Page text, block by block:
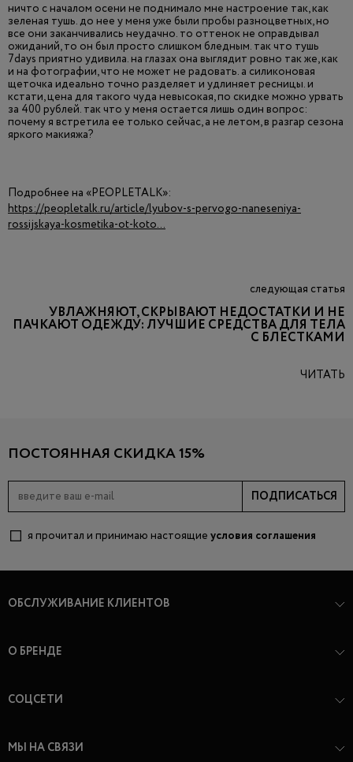
ничто с началом осени не поднимало мне настроение так, как
зеленая тушь. до нее у меня уже были пробы разноцветных, но
все они заканчивались неудачно. то оттенок не оправдывал
ожиданий, то он был просто слишком бледным. так что тушь
7days приятно удивила. на глазах она выглядит ровно так же, как
и на фотографии, что не может не радовать. а силиконовая
щеточка идеально точно разделяет и удлиняет ресницы. и
кстати, цена для такого чуда невысокая, по скидке можно урвать
за 400 рублей. так что у меня остается лишь один вопрос:
почему я встретила ее только сейчас, а не летом, в разгар сезона
яркого макияжа?
Подробнее на «PEOPLETALK»:
https://peopletalk.ru/article/lyubov-s-pervogo-naneseniya-
rossijskaya-kosmetika-ot-koto...
следующая статья
УВЛАЖНЯЮТ, СКРЫВАЮТ НЕДОСТАТКИ И НЕ
ПАЧКАЮТ ОДЕЖДУ: ЛУЧШИЕ СРЕДСТВА ДЛЯ ТЕЛА
С БЛЕСТКАМИ
ЧИТАТЬ
ПОСТОЯННАЯ СКИДКА 15%
ПОДПИСАТЬСЯ
я прочитал и принимаю настоящие условия соглашения
ОБСЛУЖИВАНИЕ КЛИЕНТОВ
О БРЕНДЕ
СОЦСЕТИ
МЫ НА СВЯЗИ